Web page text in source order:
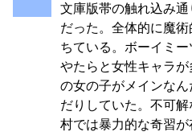
文庫版帯の触れ込み
だった。全体的に魔
ちている。ボーイミ
やたらと女性キャラ
の女の子がメインな
だりしていた。不可解
村では暴力的な奇習